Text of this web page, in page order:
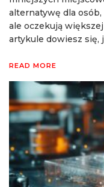
alternatywę dla
ale oczekują
artykule dowiesz się,
READ MORE